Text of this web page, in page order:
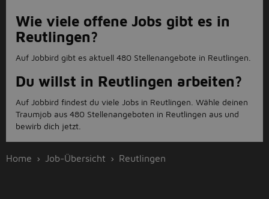
Wie viele offene Jobs gibt es in
Reutlingen?
Auf Jobbird gibt es aktuell 480 Stellenangebote in Reutlingen.
Du willst in Reutlingen arbeiten?
Auf Jobbird findest du viele Jobs in Reutlingen. Wähle deinen
Traumjob aus 480 Stellenangeboten in Reutlingen aus und
bewirb dich jetzt.
Home Job-Übersicht Reutlingen